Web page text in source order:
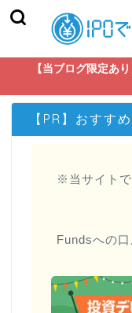
【当ブログ限定あ
【PR】おすす
※当サイト
Fundsへの